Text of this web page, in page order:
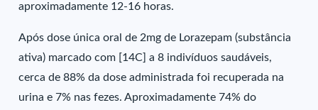
aproximadamente 12-16 horas.
Após dose única oral de 2mg de Lorazepam (substância
ativa) marcado com [14C] a 8 indivíduos saudáveis,
cerca de 88% da dose administrada foi recuperada na
urina e 7% nas fezes. Aproximadamente 74% do